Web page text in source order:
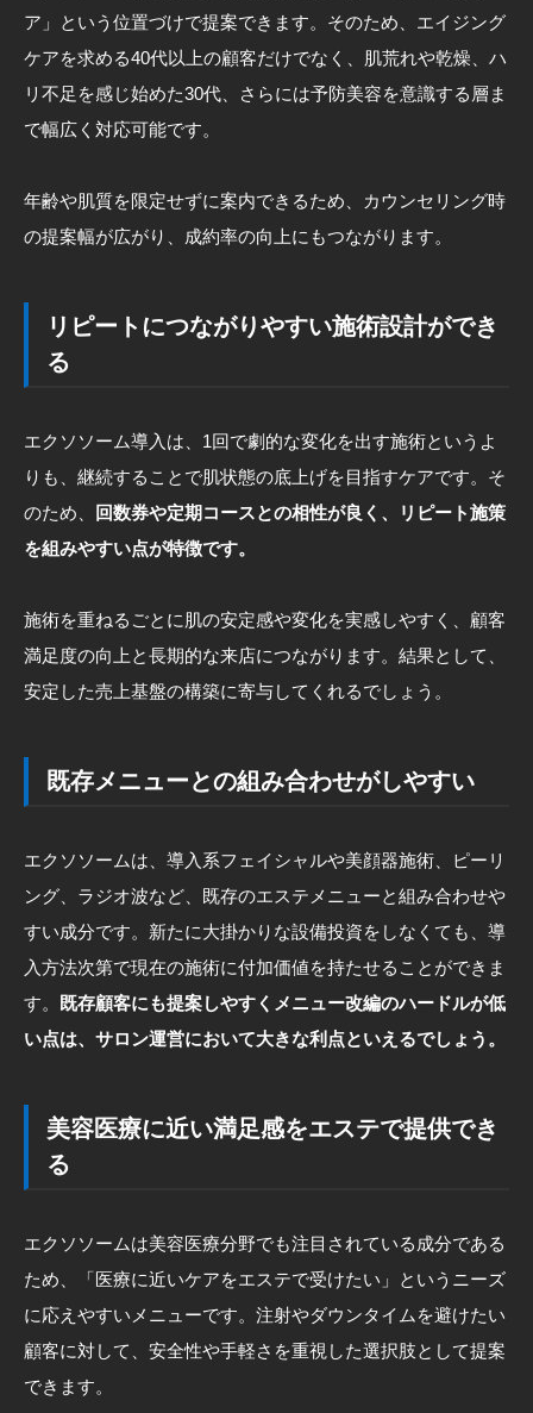
ア」という位置づけで提案できます。そのため、エイジング
ケアを求める40代以上の顧客だけでなく、肌荒れや乾燥、ハ
リ不足を感じ始めた30代、さらには予防美容を意識する層ま
で幅広く対応可能です。
年齢や肌質を限定せずに案内できるため、カウンセリング時
の提案幅が広がり、成約率の向上にもつながります。
リピートにつながりやすい施術設計ができ
る
エクソソーム導入は、1回で劇的な変化を出す施術というよ
りも、継続することで肌状態の底上げを目指すケアです。そ
のため、
回数券や定期コースとの相性が良く、リピート施策
を組みやすい点が特徴です。
施術を重ねるごとに肌の安定感や変化を実感しやすく、顧客
満足度の向上と長期的な来店につながります。結果として、
安定した売上基盤の構築に寄与してくれるでしょう。
既存メニューとの組み合わせがしやすい
エクソソームは、導入系フェイシャルや美顔器施術、ピーリ
ング、ラジオ波など、既存のエステメニューと組み合わせや
すい成分です。新たに大掛かりな設備投資をしなくても、導
入方法次第で現在の施術に付加価値を持たせることができま
す。
既存顧客にも提案しやすくメニュー改編のハードルが低
い点は、サロン運営において大きな利点といえるでしょう。
美容医療に近い満足感をエステで提供でき
る
エクソソームは美容医療分野でも注目されている成分である
ため、「医療に近いケアをエステで受けたい」というニーズ
に応えやすいメニューです。注射やダウンタイムを避けたい
顧客に対して、安全性や手軽さを重視した選択肢として提案
できます。